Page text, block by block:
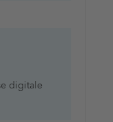
digitale